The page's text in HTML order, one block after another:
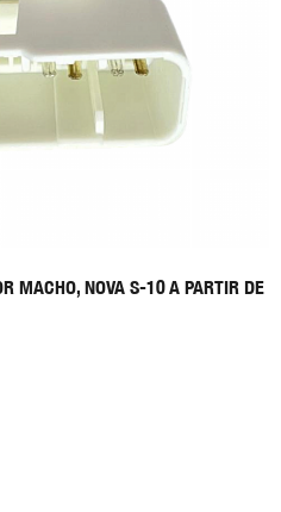
MACHO, NOVA S-10 A PARTIR DE